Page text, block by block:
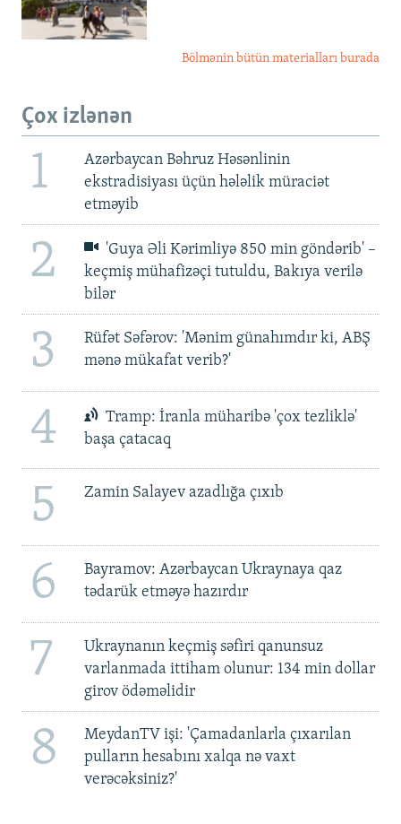
Bölmənin bütün materialları burada
Çox izlənən
1
Azərbaycan Bəhruz Həsənlinin
ekstradisiyası üçün hələlik müraciət
etməyib
2
'Guya Əli Kərimliyə 850 min göndərib' –
keçmiş mühafizəçi tutuldu, Bakıya verilə
bilər
3
Rüfət Səfərov: 'Mənim günahımdır ki, ABŞ
mənə mükafat verib?'
4
Tramp: İranla müharibə 'çox tezliklə'
başa çatacaq
5 Zamin Salayev azadlığa çıxıb
6
Bayramov: Azərbaycan Ukraynaya qaz
tədarük etməyə hazırdır
7
Ukraynanın keçmiş səfiri qanunsuz
varlanmada ittiham olunur: 134 min dollar
girov ödəməlidir
8
MeydanTV işi: 'Çamadanlarla çıxarılan
pulların hesabını xalqa nə vaxt
verəcəksiniz?'